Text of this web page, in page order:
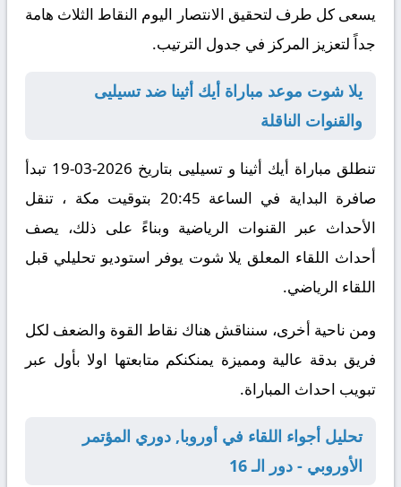
يسعى كل طرف لتحقيق الانتصار اليوم النقاط الثلاث هامة
جداً لتعزيز المركز في جدول الترتيب.
يلا شوت موعد مباراة أيك أثينا ضد تسيليى
والقنوات الناقلة
تنطلق مباراة أيك أثينا و تسيليى بتاريخ 2026-03-19
تبدأ
صافرة البداية في الساعة 20:45 بتوقيت مكة ،
تنقل
الأحداث عبر القنوات الرياضية وبناءً على ذلك، يصف
أحداث اللقاء المعلق يلا شوت يوفر استوديو تحليلي قبل
اللقاء الرياضي.
ومن ناحية أخرى، سنناقش هناك نقاط القوة والضعف لكل
فريق بدقة عالية ومميزة يمنكنكم متابعتها اولا بأول عبر
تبويب احداث المباراة.
تحليل أجواء اللقاء في أوروبا, دوري المؤتمر
الأوروبي - دور الـ 16